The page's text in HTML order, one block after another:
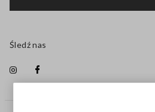
Śledź nas